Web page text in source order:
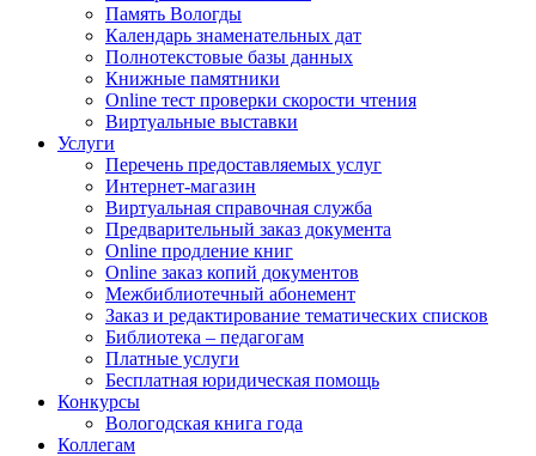
Память Вологды
Календарь знаменательных дат
Полнотекстовые базы данных
Книжные памятники
Online тест проверки скорости чтения
Виртуальные выставки
Услуги
Перечень предоставляемых услуг
Интернет-магазин
Виртуальная справочная служба
Предварительный заказ документа
Online продление книг
Online заказ копий документов
Межбиблиотечный абонемент
Заказ и редактирование тематических списков
Библиотека – педагогам
Платные услуги
Бесплатная юридическая помощь
Конкурсы
Вологодская книга года
Коллегам